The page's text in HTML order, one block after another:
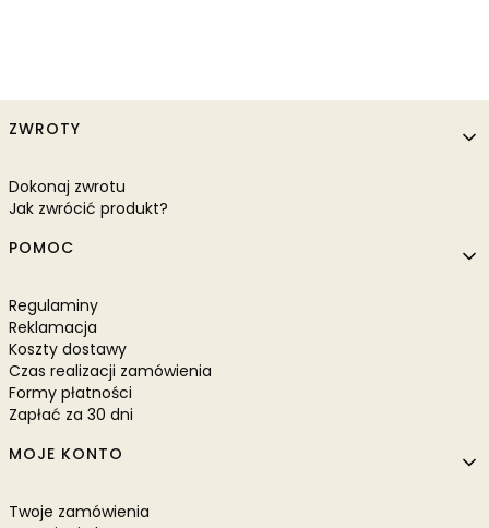
Linki w stopce
ZWROTY
Dokonaj zwrotu
Jak zwrócić produkt?
POMOC
Regulaminy
Reklamacja
Koszty dostawy
Czas realizacji zamówienia
Formy płatności
Zapłać za 30 dni
MOJE KONTO
Twoje zamówienia